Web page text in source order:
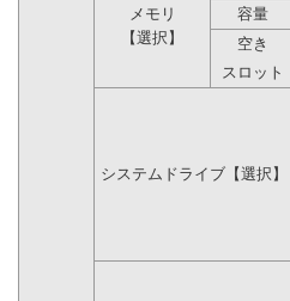
メモリ
【選択】
容量
空き
スロット
システムドライブ【選択】